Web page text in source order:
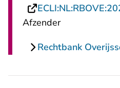
Afzender
Rechtbank